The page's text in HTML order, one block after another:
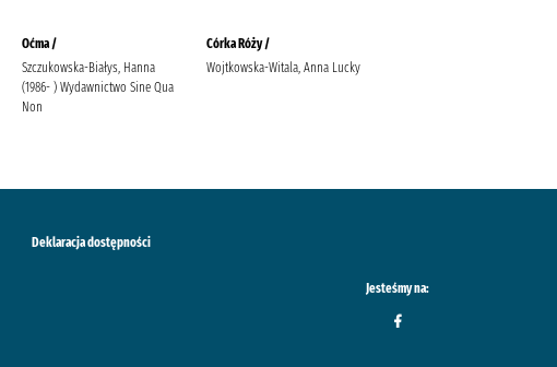
Oćma /
Szczukowska-Białys, Hanna
(1986- ) Wydawnictwo Sine Qua
Non
Córka Róży /
Wojtkowska-Witala, Anna Lucky
Deklaracja dostępności
Jesteśmy na: